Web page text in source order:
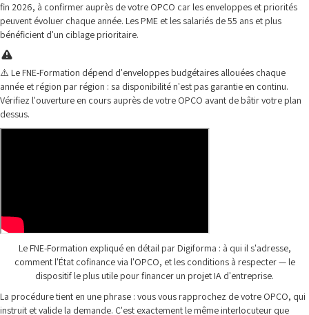
fin 2026, à confirmer auprès de votre OPCO car les enveloppes et priorités
peuvent évoluer chaque année. Les PME et les salariés de 55 ans et plus
bénéficient d'un ciblage prioritaire.
⚠️ Le FNE-Formation dépend d'enveloppes budgétaires allouées chaque
année et région par région : sa disponibilité n'est pas garantie en continu.
Vérifiez l'ouverture en cours auprès de votre OPCO avant de bâtir votre plan
dessus.
Le FNE-Formation expliqué en détail par Digiforma : à qui il s'adresse,
comment l'État cofinance via l'OPCO, et les conditions à respecter — le
dispositif le plus utile pour financer un projet IA d'entreprise.
La procédure tient en une phrase : vous vous rapprochez de votre OPCO, qui
instruit et valide la demande. C'est exactement le même interlocuteur que